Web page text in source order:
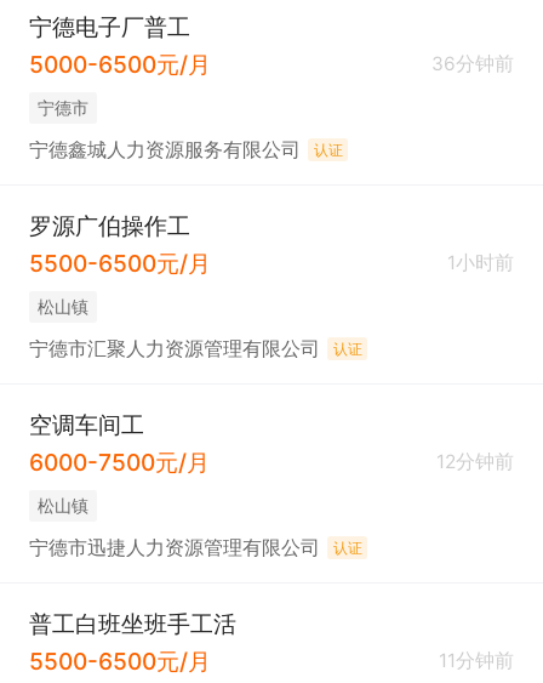
宁德电子厂普工
5000-6500元/月
36分钟前
宁德市
宁德鑫城人力资源服务有限公司 认证
罗源广伯操作工
5500-6500元/月
1小时前
松山镇
宁德市汇聚人力资源管理有限公司 认证
空调车间工
6000-7500元/月
12分钟前
松山镇
宁德市迅捷人力资源管理有限公司 认证
普工白班坐班手工活
5500-6500元/月
11分钟前